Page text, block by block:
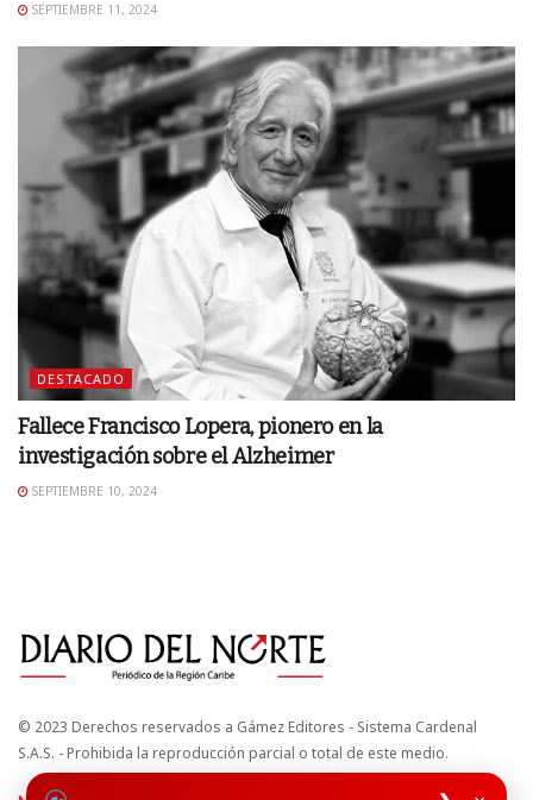
SEPTIEMBRE 11, 2024
DESTACADO
Fallece Francisco Lopera, pionero en la
investigación sobre el Alzheimer
SEPTIEMBRE 10, 2024
© 2023 Derechos reservados a Gámez Editores - Sistema Cardenal
S.A.S. - Prohibida la reproducción parcial o total de este medio.